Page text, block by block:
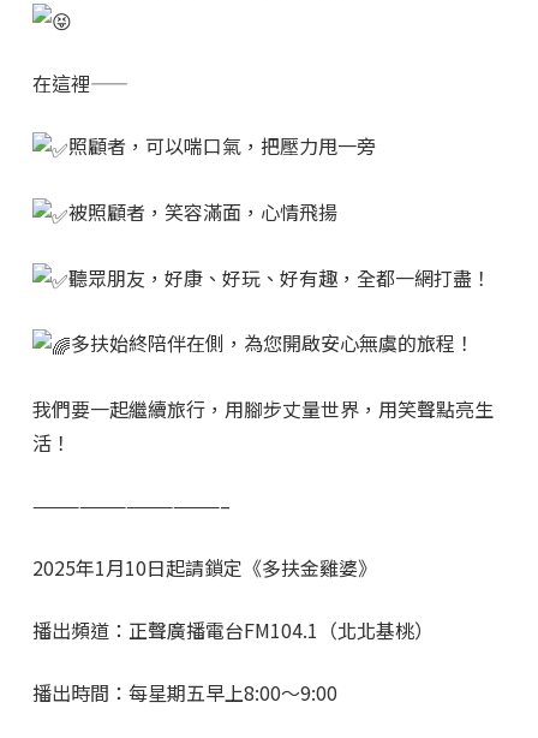
在這裡——
照顧者，可以喘口氣，把壓力甩一旁
被照顧者，笑容滿面，心情飛揚
聽眾朋友，好康、好玩、好有趣，全都一網打盡！
多扶始終陪伴在側，為您開啟安心無虞的旅程！
我們要一起繼續旅行，用腳步丈量世界，用笑聲點亮生
活！
————————————–
2025年1月10日起請鎖定《多扶金雞婆》
播出頻道：正聲廣播電台FM104.1（北北基桃）
播出時間：每星期五早上8:00～9:00